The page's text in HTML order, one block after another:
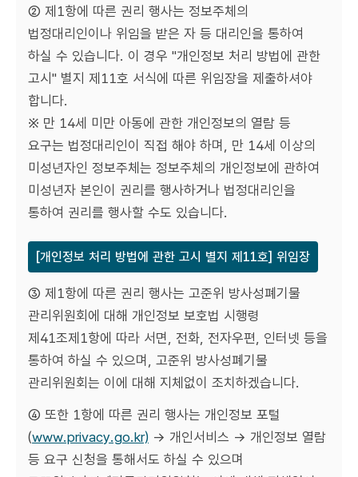
② 제1항에 따른 권리 행사는 정보주체의
법정대리인이나 위임을 받은 자 등 대리인을 통하여
하실 수 있습니다. 이 경우 "개인정보 처리 방법에 관한
고시" 별지 제11호 서식에 따른 위임장을 제출하셔야
합니다.
※ 만 14세 미만 아동에 관한 개인정보의 열람 등
요구는 법정대리인이 직접 해야 하며, 만 14세 이상의
미성년자인 정보주체는 정보주체의 개인정보에 관하여
미성년자 본인이 권리를 행사하거나 법정대리인을
통하여 권리를 행사할 수도 있습니다.
[개인정보 처리 방법에 관한 고시 별지 제11호] 위임장
③ 제1항에 따른 권리 행사는 고준위 방사성폐기물
관리위원회에 대해 개인정보 보호법 시행령
제41조제1항에 따라 서면, 전화, 전자우편, 인터넷 등을
통하여 하실 수 있으며, 고준위 방사성폐기물
관리위원회는 이에 대해 지체없이 조치하겠습니다.
④ 또한 1항에 따른 권리 행사는 개인정보 포털
(www.privacy.go.kr) → 개인서비스 → 개인정보 열람
등 요구 신청을 통해서도 하실 수 있으며